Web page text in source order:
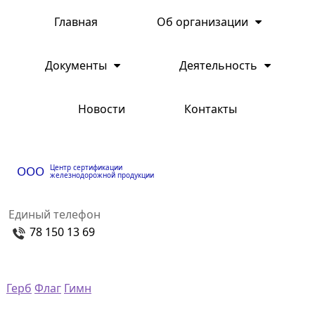
Главная Об организации
Документы Деятельность
Новости Контакты
ООО Центр сертификации
железнодорожной продукции
Единый телефон
78 150 13 69
Герб Флаг Гимн